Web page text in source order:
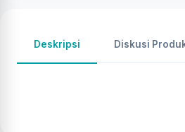
Deskripsi Diskusi